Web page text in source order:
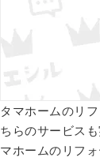
タマホームのリ
ちらのサービス
マホームのリフ